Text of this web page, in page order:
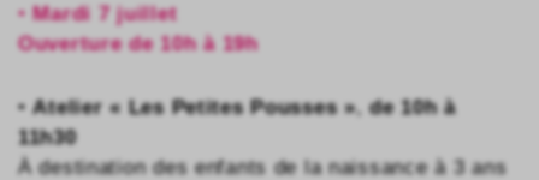
•Mardi 7 juillet
Ouverture de 10h à 19h
•Atelier « Les Petites Pousses »,de 10h à
11h30
À destination des enfants de la naissance à 3 ans